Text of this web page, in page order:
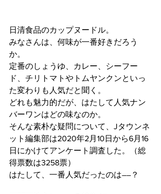
日清食品のカップヌードル。
みなさんは、何味が一番好きだろう
か。
定番のしょうゆ、カレー、シーフー
ド、チリトマトやトムヤンクンといっ
た変わりも人気だと聞く。
どれも魅力的だが、はたして人気ナン
バーワンはどの味なのか。
そんな素朴な疑問について、Jタウンネ
ット編集部は2020年2月10日から6月16
日にかけてアンケート調査した。（総
得票数は3258票）
はたして、一番人気だったのは――？